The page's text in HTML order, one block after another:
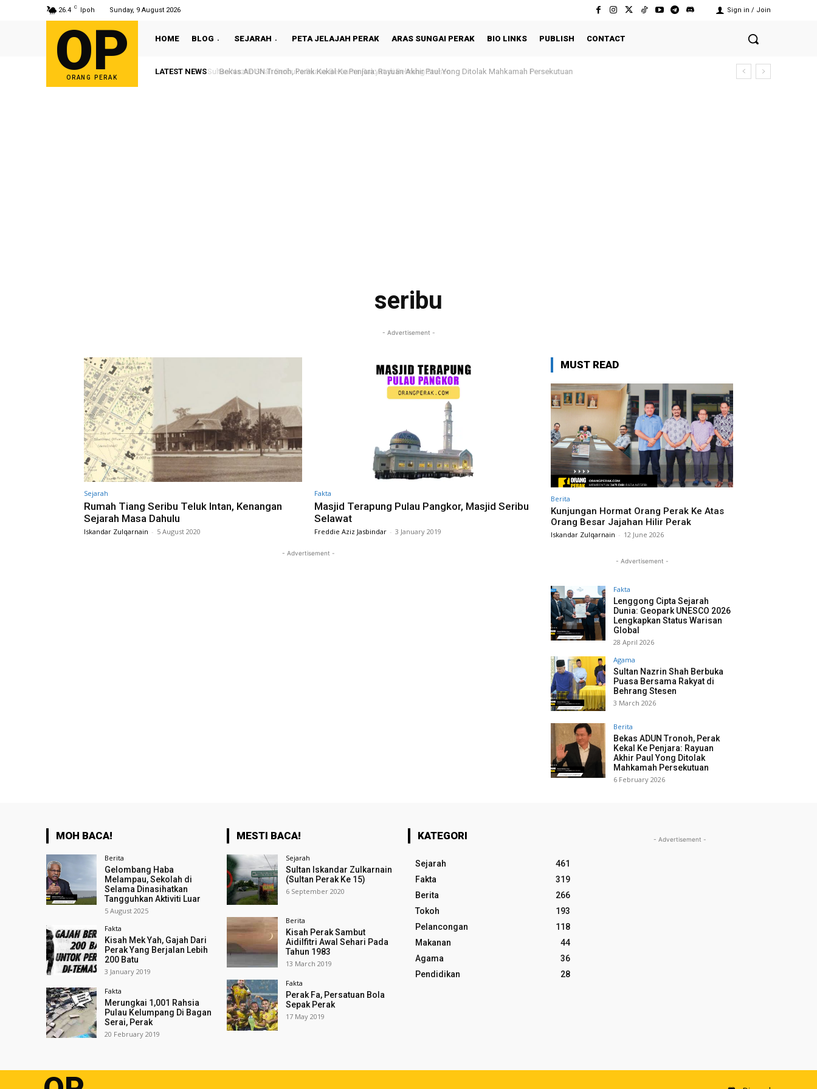
26.4 C Ipoh Sunday, 9 August 2026 Sign in / Join
OP
ORANG PERAK
HOME BLOG SEJARAH PETA JELAJAH PERAK ARAS SUNGAI PERAK BIO LINKS PUBLISH CONTACT
LATEST NEWSSultan Nazrin Shah Berbuka Puasa Bersama Rakyat di Behrang Stesen
Bekas ADUN Tronoh, Perak Kekal Ke Penjara: Rayuan Akhir Paul Yong Ditolak Mahkamah Persekutuan
seribu
- Advertisement -
Sejarah
Rumah Tiang Seribu Teluk Intan, Kenangan
Sejarah Masa Dahulu
Iskandar Zulqarnain - 5 August 2020
Fakta
Masjid Terapung Pulau Pangkor, Masjid Seribu
Selawat
Freddie Aziz Jasbindar - 3 January 2019
- Advertisement -
MUST READ
Berita
Kunjungan Hormat Orang Perak Ke Atas
Orang Besar Jajahan Hilir Perak
Iskandar Zulqarnain - 12 June 2026
- Advertisement -
Fakta
Lenggong Cipta Sejarah
Dunia: Geopark UNESCO 2026
Lengkapkan Status Warisan
Global
28 April 2026
Agama
Sultan Nazrin Shah Berbuka
Puasa Bersama Rakyat di
Behrang Stesen
3 March 2026
Berita
Bekas ADUN Tronoh, Perak
Kekal Ke Penjara: Rayuan
Akhir Paul Yong Ditolak
Mahkamah Persekutuan
6 February 2026
MOH BACA!
Berita
Gelombang Haba
Melampau, Sekolah di
Selama Dinasihatkan
Tangguhkan Aktiviti Luar
5 August 2025
Fakta
Kisah Mek Yah, Gajah Dari
Perak Yang Berjalan Lebih
200 Batu
3 January 2019
Fakta
Merungkai 1,001 Rahsia
Pulau Kelumpang Di Bagan
Serai, Perak
20 February 2019
MESTI BACA!
Sejarah
Sultan Iskandar Zulkarnain
(Sultan Perak Ke 15)
6 September 2020
Berita
Kisah Perak Sambut
Aidilfitri Awal Sehari Pada
Tahun 1983
13 March 2019
Fakta
Perak Fa, Persatuan Bola
Sepak Perak
17 May 2019
KATEGORI
Sejarah
461
Fakta
319
Berita
266
Tokoh
193
Pelancongan
118
Makanan
44
Agama
36
Pendidikan
28
- Advertisement -